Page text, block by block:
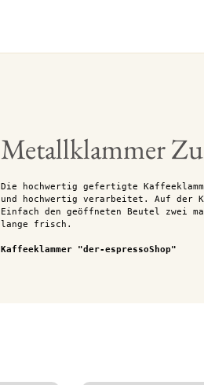
Metallklammer
Die hochwertig gefertigte
und hochwertig verarbeitet. Auf der
Einfach den geöffneten Beutel zwei
lange frisch.
Kaffeeklammer "der-espressoShop"